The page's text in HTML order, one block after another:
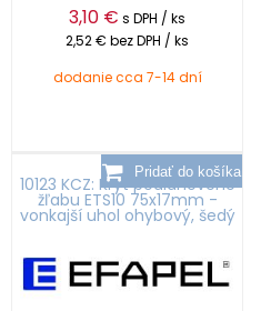
3,10 € s DPH / ks
2,52 € bez DPH / ks
dodanie cca 7-14 dní
10123 KCZ: Kryt podlahového
žľabu ETS10 75x17mm -
vonkajší uhol ohybový, šedý